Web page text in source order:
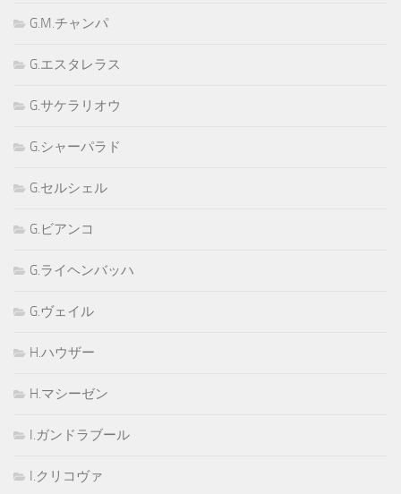
G.M.チャンパ
G.エスタレラス
G.サケラリオウ
G.シャーパラド
G.セルシェル
G.ビアンコ
G.ライヘンバッハ
G.ヴェイル
H.ハウザー
H.マシーゼン
I.ガンドラブール
I.クリコヴァ